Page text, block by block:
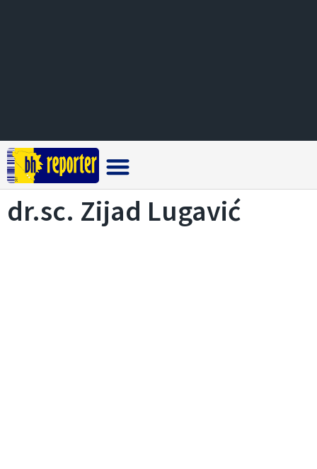
dr.sc. Zijad Lugavić